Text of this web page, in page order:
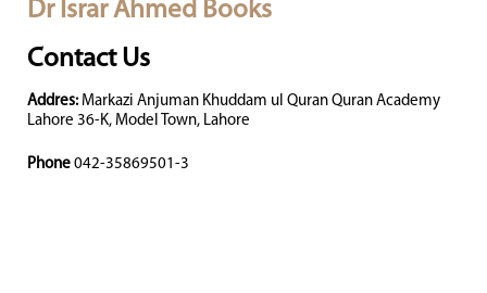
Dr Israr Ahmed Books
Contact Us
Addres: Markazi Anjuman Khuddam ul Quran Quran Academy
Lahore 36-K, Model Town, Lahore
Phone 042-35869501-3